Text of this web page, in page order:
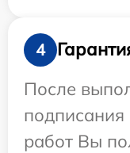
4
После
работ Вы